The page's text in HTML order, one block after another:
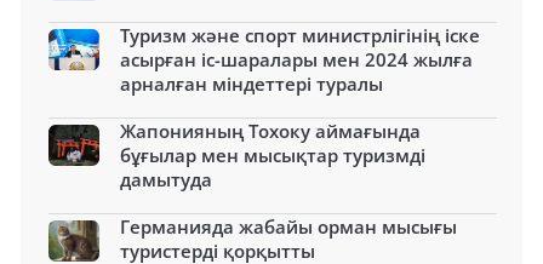
Туризм және спорт министрлігінің іске
асырған іс-шаралары мен 2024 жылға
арналған міндеттері туралы
Жапонияның Тохоку аймағында
бұғылар мен мысықтар туризмді
дамытуда
Германияда жабайы орман мысығы
туристерді қорқытты